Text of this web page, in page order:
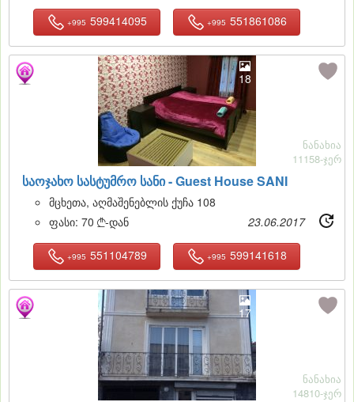
+995 599414095 +995 551861086
18
საოჯახო სასტუმრო სანი -Guest House SANI
ნანახია
11158-ჯერ
მცხეთა, აღმაშენებლის ქუჩა 108
ფასი: 70 -დან 23.06.2017
+995 551104789 +995 599141618
17
ნანახია
14810-ჯერ